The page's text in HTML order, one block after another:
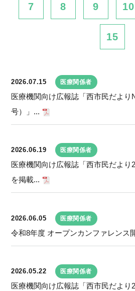
7 8 9 10
15
2026.07.15 医療関係者
医療機関向け広報誌「西市民だより
号）」...
2026.06.19 医療関係者
医療機関向け広報誌「西市民だより
を掲載...
2026.06.05 医療関係者
令和8年度 オープンカンファレンス
2026.05.22 医療関係者
医療機関向け広報誌「西市民だより